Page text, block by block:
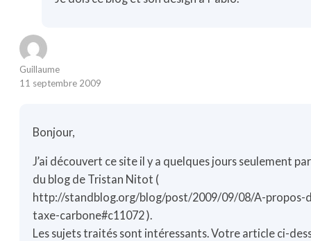
Guillaume
11 septembre 2009
Bonjour,
J’ai découvert ce site il y a quelques jours seulement
du blog de Tristan Nitot (
http://standblog.org/blog/post/2009/09/08/A-propos-
taxe-carbone#c11072).
Les sujets traités sont intéressants. Votre article ci-